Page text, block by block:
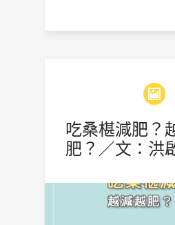
吃桑椹減肥？
肥？／文：洪